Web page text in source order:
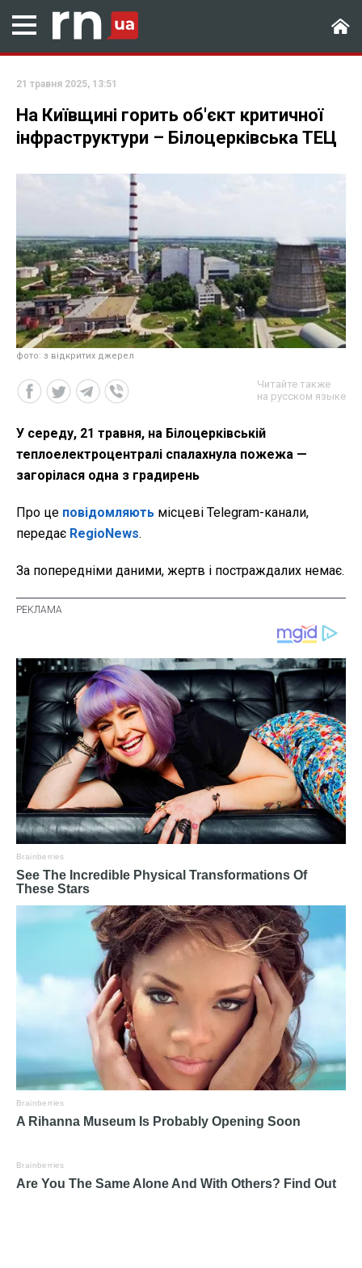
21 травня 2025, 13:51
На Київщині горить об'єкт критичної
інфраструктури – Білоцерківська ТЕЦ
фото: з відкритих джерел
Читайте также
на русском языке
У середу, 21 травня, на Білоцерківській
теплоелектроцентралі спалахнула пожежа —
загорілася одна з градирень
Про це повідомляють місцеві Telegram-канали,
передає RegioNews.
За попередніми даними, жертв і постраждалих немає.